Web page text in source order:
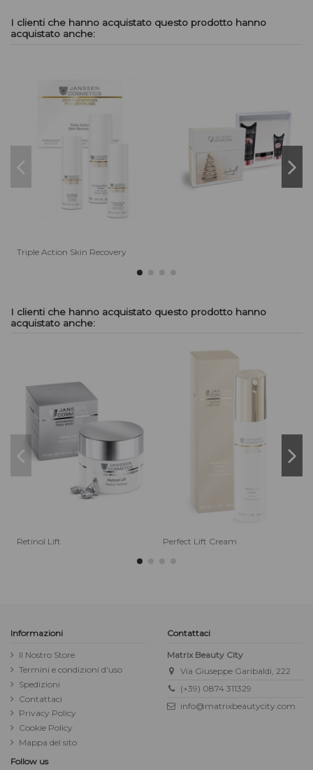
I clienti che hanno acquistato questo prodotto hanno
acquistato anche:
Triple Action Skin Recovery
I clienti che hanno acquistato questo prodotto hanno
acquistato anche:
Retinol Lift Perfect Lift Cream
Informazioni
Il Nostro Store
Termini e condizioni d'uso
Spedizioni
Contattaci
Privacy Policy
Cookie Policy
Mappa del sito
Contattaci
Matrix Beauty City
Via Giuseppe Garibaldi, 222
(+39) 0874 311329
info@matrixbeautycity.com
Follow us